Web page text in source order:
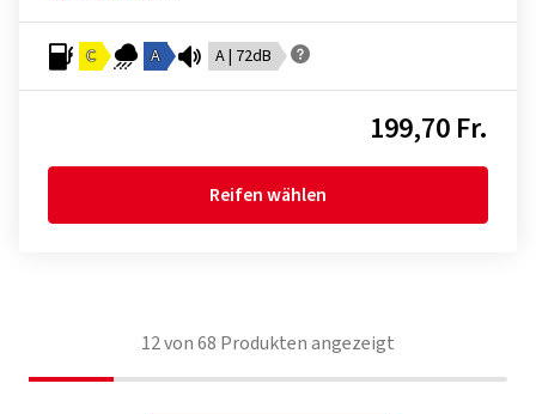
C A A | 72dB
199,70 Fr.
Reifen wählen
12von68 Produkten angezeigt